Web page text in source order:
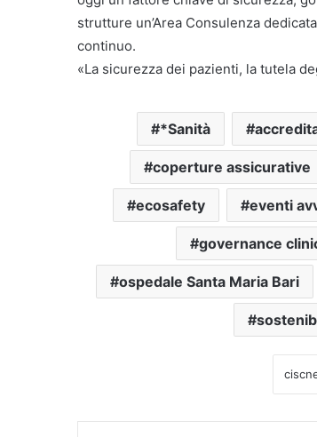
strutture un’Area Consulenza
continuo.
«La sicurezza dei pazienti, la tutela
*Sanità
coperture assicurative
ecosafety eventi
governance
ospedale Santa Maria Bari